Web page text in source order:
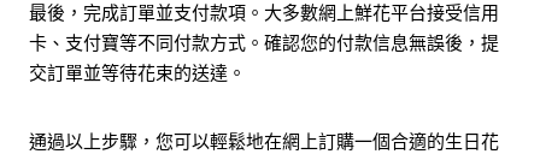
最後，完成訂單並支付款項。大多數網上鮮花平台接受信用
卡、支付寶等不同付款方式。確認您的付款信息無誤後，提
交訂單並等待花束的送達。
通過以上步驟，您可以輕鬆地在網上訂購一個合適的生日花